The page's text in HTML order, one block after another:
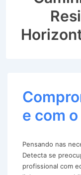
e com
Pensando nas
Detecta se
profissional com